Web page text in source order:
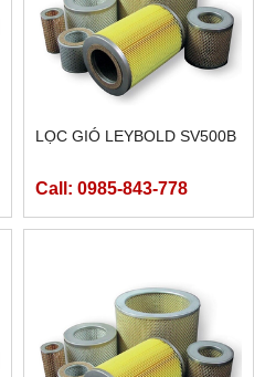
LỌC GIÓ LEYBOLD SV500B
Call: 0985-843-778